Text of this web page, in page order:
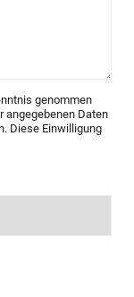
genommen
angegebenen Daten
Diese Einwilligung